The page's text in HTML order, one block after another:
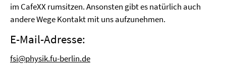
im CafeXX rumsitzen. Ansonsten gibt es natürlich auch
andere Wege Kontakt mit uns aufzunehmen.
E-Mail-Adresse:
fsi@physik.fu-berlin.de